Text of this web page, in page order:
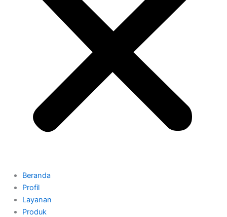
Beranda
Profil
Layanan
Produk